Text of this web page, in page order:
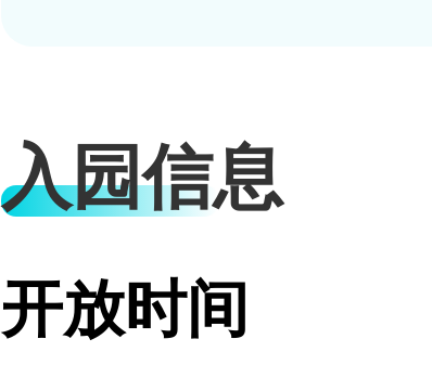
入园信息
开放时间